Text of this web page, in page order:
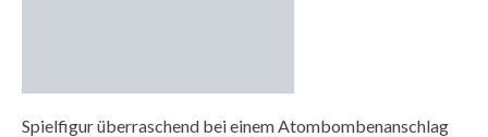
Spielfigur überraschend bei einem Atombombenanschlag